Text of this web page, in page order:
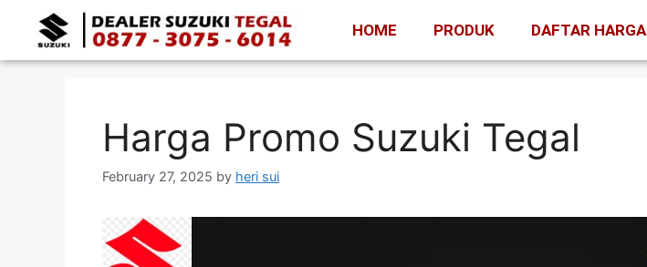
HOME PRODUK DAFTAR HARGA
Harga Promo Suzuki Tegal
February 27, 2025 by heri sui